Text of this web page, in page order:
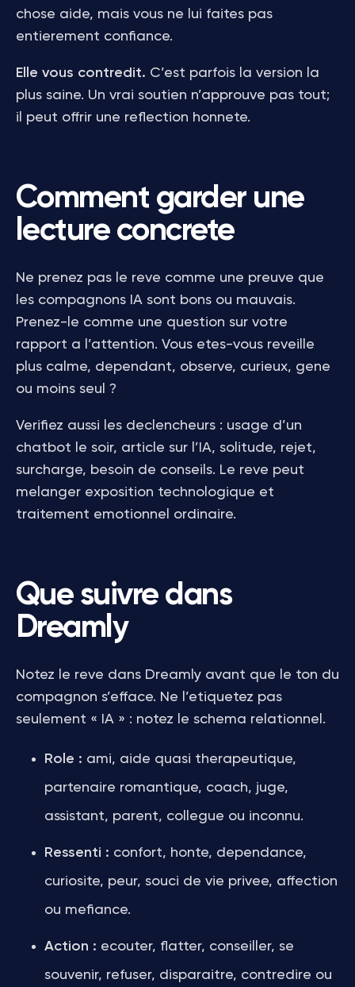
chose aide, mais vous ne lui faites pas
entierement confiance.
Elle vous contredit. C’est parfois la version la
plus saine. Un vrai soutien n’approuve pas tout;
il peut offrir une reflection honnete.
Comment garder une
lecture concrete
Ne prenez pas le reve comme une preuve que
les compagnons IA sont bons ou mauvais.
Prenez-le comme une question sur votre
rapport a l’attention. Vous etes-vous reveille
plus calme, dependant, observe, curieux, gene
ou moins seul ?
Verifiez aussi les declencheurs : usage d’un
chatbot le soir, article sur l’IA, solitude, rejet,
surcharge, besoin de conseils. Le reve peut
melanger exposition technologique et
traitement emotionnel ordinaire.
Que suivre dans
Dreamly
Notez le reve dans Dreamly avant que le ton du
compagnon s’efface. Ne l’etiquetez pas
seulement « IA » : notez le schema relationnel.
Role : ami, aide quasi therapeutique,
partenaire romantique, coach, juge,
assistant, parent, collegue ou inconnu.
Ressenti : confort, honte, dependance,
curiosite, peur, souci de vie privee, affection
ou mefiance.
Action : ecouter, flatter, conseiller, se
souvenir, refuser, disparaitre, contredire ou